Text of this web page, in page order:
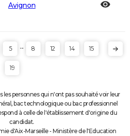
Avignon
5 ... 8 12 14 15
19
les personnes qui n'ont pas souhaité voir leur
bac technologique ou bac professionnel
à celle de l'établissement d'origine du
candidat.
d'Aix-Marseille - Ministère de l'Education